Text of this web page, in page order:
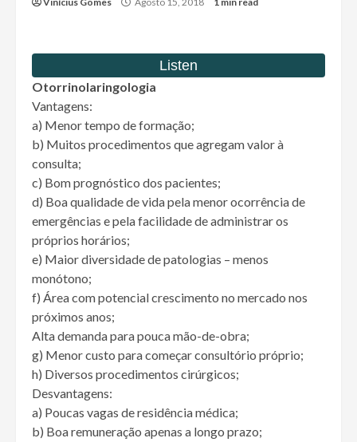
Otorrinolaringologia
Vantagens:
a) Menor tempo de formação;
b) Muitos procedimentos que agregam valor à
consulta;
c) Bom prognóstico dos pacientes;
d) Boa qualidade de vida pela menor ocorrência de
emergências e pela facilidade de administrar os
próprios horários;
e) Maior diversidade de patologias – menos
monótono;
f) Área com potencial crescimento no mercado nos
próximos anos;
Alta demanda para pouca mão-de-obra;
g) Menor custo para começar consultório próprio;
h) Diversos procedimentos cirúrgicos;
Desvantagens:
a) Poucas vagas de residência médica;
b) Boa remuneração apenas a longo prazo;